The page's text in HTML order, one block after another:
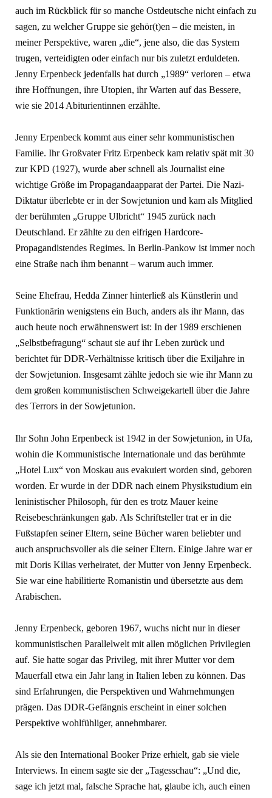
auch im Rückblick für so manche Ostdeutsche nicht einfach zu
sagen, zu welcher Gruppe sie gehör(t)en – die meisten, in
meiner Perspektive, waren „die“, jene also, die das System
trugen, verteidigten oder einfach nur bis zuletzt erduldeten.
Jenny Erpenbeck jedenfalls hat durch „1989“ verloren – etwa
ihre Hoffnungen, ihre Utopien, ihr Warten auf das Bessere,
wie sie 2014 Abiturientinnen erzählte.
Jenny Erpenbeck kommt aus einer sehr kommunistischen
Familie. Ihr Großvater Fritz Erpenbeck kam relativ spät mit 30
zur KPD (1927), wurde aber schnell als Journalist eine
wichtige Größe im Propagandaapparat der Partei. Die Nazi-
Diktatur überlebte er in der Sowjetunion und kam als Mitglied
der berühmten „Gruppe Ulbricht“ 1945 zurück nach
Deutschland. Er zählte zu den eifrigen Hardcore-
Propagandistendes Regimes. In Berlin-Pankow ist immer noch
eine Straße nach ihm benannt – warum auch immer.
Seine Ehefrau, Hedda Zinner hinterließ als Künstlerin und
Funktionärin wenigstens ein Buch, anders als ihr Mann, das
auch heute noch erwähnenswert ist: In der 1989 erschienen
„Selbstbefragung“ schaut sie auf ihr Leben zurück und
berichtet für DDR-Verhältnisse kritisch über die Exiljahre in
der Sowjetunion. Insgesamt zählte jedoch sie wie ihr Mann zu
dem großen kommunistischen Schweigekartell über die Jahre
des Terrors in der Sowjetunion.
Ihr Sohn John Erpenbeck ist 1942 in der Sowjetunion, in Ufa,
wohin die Kommunistische Internationale und das berühmte
„Hotel Lux“ von Moskau aus evakuiert worden sind, geboren
worden. Er wurde in der DDR nach einem Physikstudium ein
leninistischer Philosoph, für den es trotz Mauer keine
Reisebeschränkungen gab. Als Schriftsteller trat er in die
Fußstapfen seiner Eltern, seine Bücher waren beliebter und
auch anspruchsvoller als die seiner Eltern. Einige Jahre war er
mit Doris Kilias verheiratet, der Mutter von Jenny Erpenbeck.
Sie war eine habilitierte Romanistin und übersetzte aus dem
Arabischen.
Jenny Erpenbeck, geboren 1967, wuchs nicht nur in dieser
kommunistischen Parallelwelt mit allen möglichen Privilegien
auf. Sie hatte sogar das Privileg, mit ihrer Mutter vor dem
Mauerfall etwa ein Jahr lang in Italien leben zu können. Das
sind Erfahrungen, die Perspektiven und Wahrnehmungen
prägen. Das DDR-Gefängnis erscheint in einer solchen
Perspektive wohlfühliger, annehmbarer.
Als sie den International Booker Prize erhielt, gab sie viele
Interviews. In einem sagte sie der „Tagesschau“: „Und die,
sage ich jetzt mal, falsche Sprache hat, glaube ich, auch einen